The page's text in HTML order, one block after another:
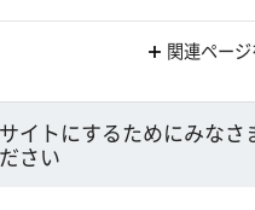
関連ペー
イトにするためにみなさ
さい